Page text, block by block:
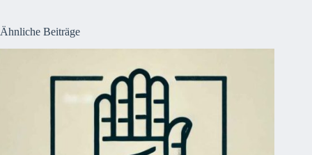
Ähnliche Beiträge